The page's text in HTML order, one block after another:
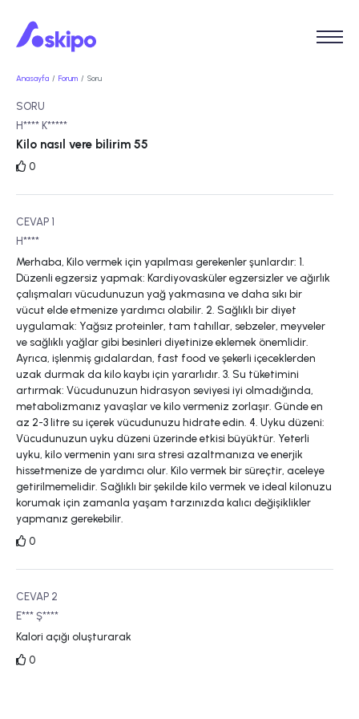
Anasayfa Forum Soru
SORU
H**** K*****
Kilo nasıl vere bilirim 55
0
CEVAP 1
H****
Merhaba, Kilo vermek için yapılması gerekenler şunlardır: 1.
Düzenli egzersiz yapmak: Kardiyovasküler egzersizler ve ağırlık
çalışmaları vücudunuzun yağ yakmasına ve daha sıkı bir
vücut elde etmenize yardımcı olabilir. 2. Sağlıklı bir diyet
uygulamak: Yağsız proteinler, tam tahıllar, sebzeler, meyveler
ve sağlıklı yağlar gibi besinleri diyetinize eklemek önemlidir.
Ayrıca, işlenmiş gıdalardan, fast food ve şekerli içeceklerden
uzak durmak da kilo kaybı için yararlıdır. 3. Su tüketimini
artırmak: Vücudunuzun hidrasyon seviyesi iyi olmadığında,
metabolizmanız yavaşlar ve kilo vermeniz zorlaşır. Günde en
az 2-3 litre su içerek vücudunuzu hidrate edin. 4. Uyku düzeni:
Vücudunuzun uyku düzeni üzerinde etkisi büyüktür. Yeterli
uyku, kilo vermenin yanı sıra stresi azaltmanıza ve enerjik
hissetmenize de yardımcı olur. Kilo vermek bir süreçtir, aceleye
getirilmemelidir. Sağlıklı bir şekilde kilo vermek ve ideal kilonuzu
korumak için zamanla yaşam tarzınızda kalıcı değişiklikler
yapmanız gerekebilir.
0
CEVAP 2
E*** Ş****
Kalori açığı oluşturarak
0